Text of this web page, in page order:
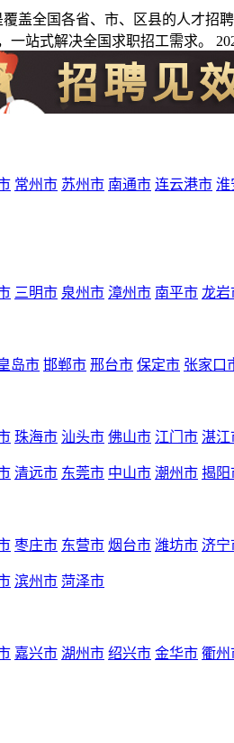
覆盖全国各省、市、区县的人才
一站式解决全国求职招工需求。
常州市 苏州市 南通市 连云港市 淮
三明市 泉州市 漳州市 南平市 龙岩
岛市 邯郸市 邢台市 保定市 张家口
珠海市 汕头市 佛山市 江门市 湛江
清远市 东莞市 中山市 潮州市 揭阳
枣庄市 东营市 烟台市 潍坊市 济宁
滨州市 菏泽市
嘉兴市 湖州市 绍兴市 金华市 衢州